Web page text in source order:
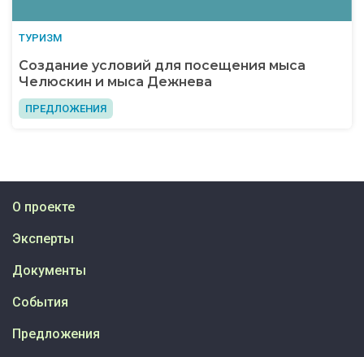
ТУРИЗМ
Создание условий для посещения мыса
Челюскин и мыса Дежнева
ПРЕДЛОЖЕНИЯ
О проекте
Эксперты
Документы
События
Предложения